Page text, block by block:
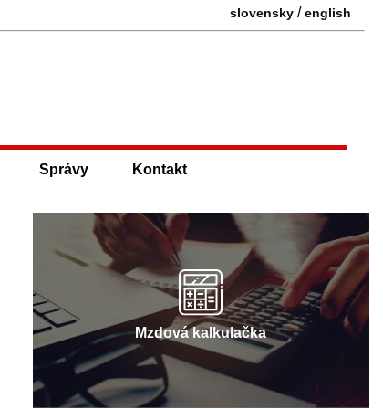
slovensky /english
Správy Kontakt
Mzdová kalkulačka